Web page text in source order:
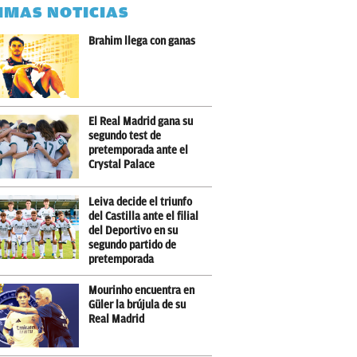
NOTICIAS
Brahim llega con ganas
El Real Madrid gana su
segundo test de
pretemporada ante el
Crystal Palace
Leiva decide el triunfo
del Castilla ante el filial
del Deportivo en su
segundo partido de
pretemporada
Mourinho encuentra en
Güler la brújula de su
Real Madrid